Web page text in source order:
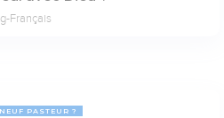
Français
PASTEUR ?